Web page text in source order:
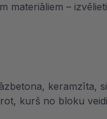
materiāliem –
keramzīta,
kurš no bloku